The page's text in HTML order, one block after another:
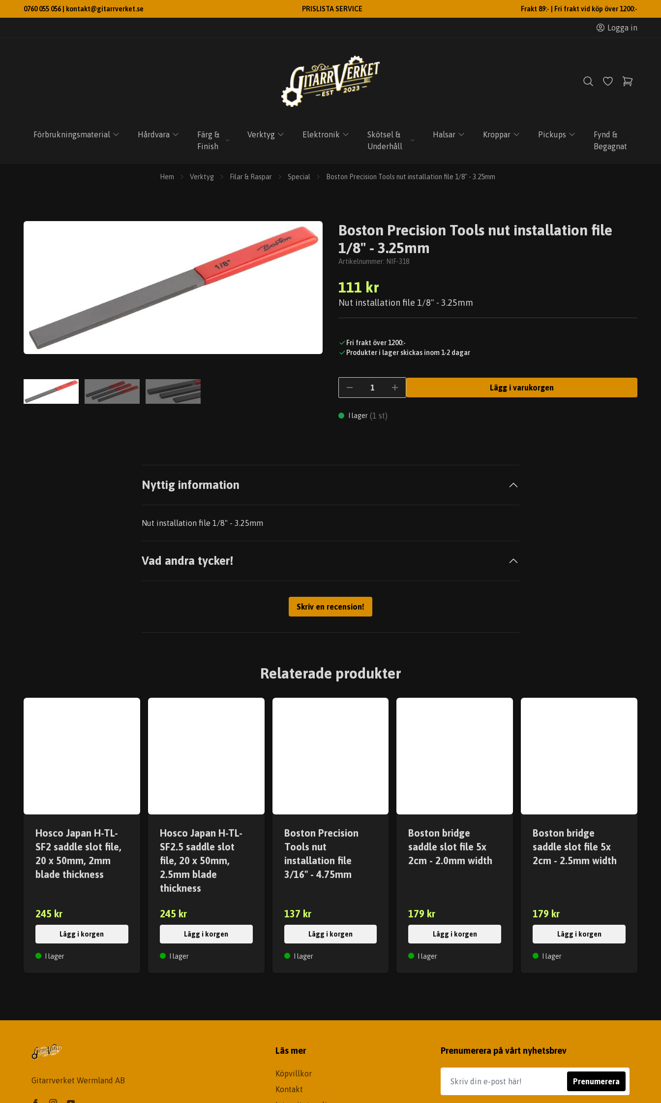
0760 055 056 | kontakt@gitarrverket.se PRISLISTA SERVICE Frakt 89:- | Fri frakt vid köp över 1200:-
Logga in
Förbrukningsmaterial Hårdvara
Färg &
Finish
Verktyg Elektronik
Skötsel &
Underhåll
Halsar Kroppar Pickups
Fynd &
Begagnat
Hem Verktyg Filar & Raspar Special Boston Precision Tools nut installation file 1/8" - 3.25mm
Boston Precision Tools nut installation file
1/8" - 3.25mm
Artikelnummer: NIF-318
111 kr
Nut installation file 1/8" - 3.25mm
Fri frakt över 1200:-
Produkter i lager skickas inom 1-2 dagar
Lägg i varukorgen
I lager (1 st)
Nyttig information
Nut installation file 1/8" - 3.25mm
Vad andra tycker!
Skriv en recension!
Relaterade produkter
Hosco Japan H-TL-
SF2 saddle slot file,
20 x 50mm, 2mm
blade thickness
245 kr
Lägg i korgen
I lager
Hosco Japan H-TL-
SF2.5 saddle slot
file, 20 x 50mm,
2.5mm blade
thickness
245 kr
Lägg i korgen
I lager
Boston Precision
Tools nut
installation file
3/16" - 4.75mm
137 kr
Lägg i korgen
I lager
Boston bridge
saddle slot file 5x
2cm - 2.0mm width
179 kr
Lägg i korgen
I lager
Boston bridge
saddle slot file 5x
2cm - 2.5mm width
179 kr
Lägg i korgen
I lager
Gitarrverket Wermland AB
Läs mer
Köpvillkor
Kontakt
Prenumerera på vårt nyhetsbrev
Prenumerera